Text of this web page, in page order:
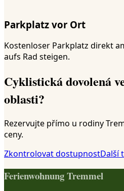
Parkplatz vor Ort
Kostenloser Parkplatz direkt
aufs Rad steigen.
Cyklistická dovolená
oblasti?
Rezervujte přímo u rodiny
ceny.
Zkontrolovat dostupnostDalší
Ferienwohnung Tremmel